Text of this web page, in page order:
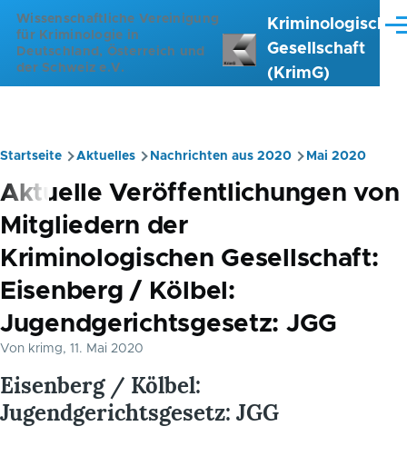
Direkt zum Inhalt
Wissenschaftliche Vereinigung
für Kriminologie in
Deutschland, Österreich und
der Schweiz e.V.
Kriminologische
Gesellschaft
(KrimG)
Pfadnavigation
Startseite Aktuelles Nachrichten aus 2020 Mai 2020
Aktuelle Veröffentlichungen von
Mitgliedern der
Kriminologischen Gesellschaft:
Eisenberg / Kölbel:
Jugendgerichtsgesetz: JGG
Von krimg, 11. Mai 2020
Eisenberg / Kölbel:
Jugendgerichtsgesetz: JGG